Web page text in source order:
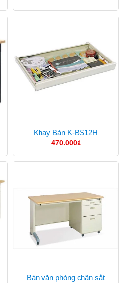
Khay Bàn K-BS12H
470.000₫
Bàn văn phòng chân sắt